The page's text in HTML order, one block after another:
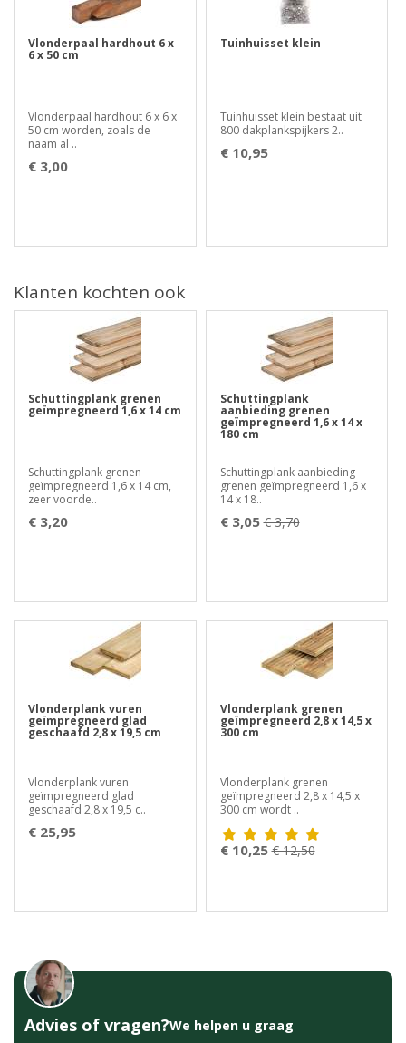
Vlonderpaal hardhout 6 x
6 x 50 cm
Vlonderpaal hardhout 6 x 6 x
50 cm worden, zoals de
naam al ..
€ 3,00
Tuinhuisset klein
Tuinhuisset klein bestaat uit
800 dakplankspijkers 2..
€ 10,95
Klanten kochten ook
Schuttingplank grenen
geïmpregneerd 1,6 x 14 cm
Schuttingplank grenen
geïmpregneerd 1,6 x 14 cm,
zeer voorde..
€ 3,20
Schuttingplank
aanbieding grenen
geïmpregneerd 1,6 x 14 x
180 cm
Schuttingplank aanbieding
grenen geïmpregneerd 1,6 x
14 x 18..
€ 3,05 € 3,70
Vlonderplank vuren
geïmpregneerd glad
geschaafd 2,8 x 19,5 cm
Vlonderplank vuren
geïmpregneerd glad
geschaafd 2,8 x 19,5 c..
€ 25,95
Vlonderplank grenen
geïmpregneerd 2,8 x 14,5 x
300 cm
Vlonderplank grenen
geïmpregneerd 2,8 x 14,5 x
300 cm wordt ..
€ 10,25 € 12,50
Advies of vragen?We helpen u graag